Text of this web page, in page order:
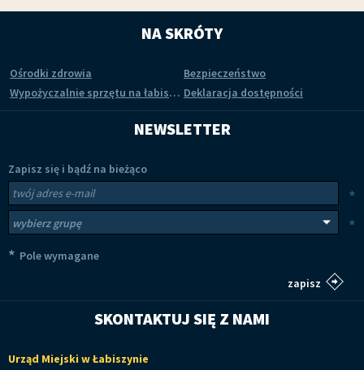
NA SKRÓTY
Ośrodki zdrowia
Bezpieczeństwo
Wypożyczalnie sprzętu na łabiszyńskiej wyspie Deklaracja dostępności
NEWSLETTER
Zapisz się i bądź na bieżąco
Newsletter
*
*
* Pole wymagane
SKONTAKTUJ SIĘ Z NAMI
Urząd Miejski w Łabiszynie